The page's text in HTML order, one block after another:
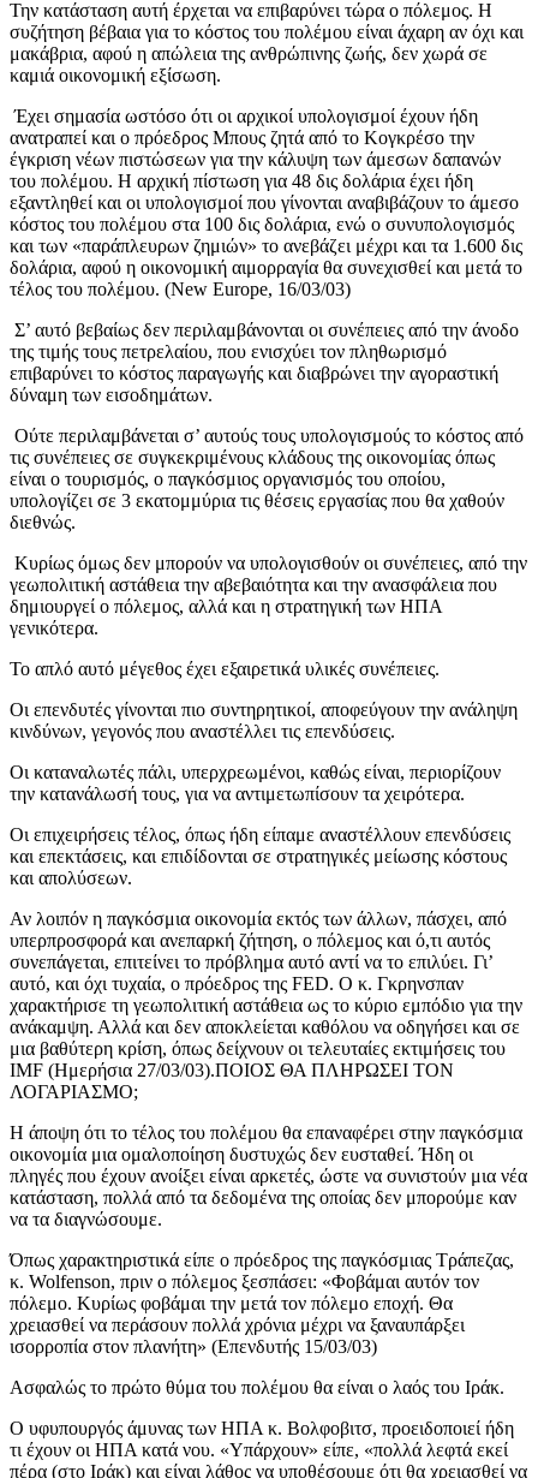
Την κατάσταση αυτή έρχεται να επιβαρύνει τώρα ο πόλεμος. Η
συζήτηση βέβαια για το κόστος του πολέμου είναι άχαρη αν όχι και
μακάβρια, αφού η απώλεια της ανθρώπινης ζωής, δεν χωρά σε
καμιά οικονομική εξίσωση.
Έχει σημασία ωστόσο ότι οι αρχικοί υπολογισμοί έχουν ήδη
ανατραπεί και ο πρόεδρος Μπους ζητά από το Κογκρέσο την
έγκριση νέων πιστώσεων για την κάλυψη των άμεσων δαπανών
του πολέμου. Η αρχική πίστωση για 48 δις δολάρια έχει ήδη
εξαντληθεί και οι υπολογισμοί που γίνονται αναβιβάζουν το άμεσο
κόστος του πολέμου στα 100 δις δολάρια, ενώ ο συνυπολογισμός
και των «παράπλευρων ζημιών» το ανεβάζει μέχρι και τα 1.600 δις
δολάρια, αφού η οικονομική αιμορραγία θα συνεχισθεί και μετά το
τέλος του πολέμου. (New Europe, 16/03/03)
Σ’ αυτό βεβαίως δεν περιλαμβάνονται οι συνέπειες από την άνοδο
της τιμής τους πετρελαίου, που ενισχύει τον πληθωρισμό
επιβαρύνει το κόστος παραγωγής και διαβρώνει την αγοραστική
δύναμη των εισοδημάτων.
Ούτε περιλαμβάνεται σ’ αυτούς τους υπολογισμούς το κόστος από
τις συνέπειες σε συγκεκριμένους κλάδους της οικονομίας όπως
είναι ο τουρισμός, ο παγκόσμιος οργανισμός του οποίου,
υπολογίζει σε 3 εκατομμύρια τις θέσεις εργασίας που θα χαθούν
διεθνώς.
Κυρίως όμως δεν μπορούν να υπολογισθούν οι συνέπειες, από την
γεωπολιτική αστάθεια την αβεβαιότητα και την ανασφάλεια που
δημιουργεί ο πόλεμος, αλλά και η στρατηγική των ΗΠΑ
γενικότερα.
Το απλό αυτό μέγεθος έχει εξαιρετικά υλικές συνέπειες.
Οι επενδυτές γίνονται πιο συντηρητικοί, αποφεύγουν την ανάληψη
κινδύνων, γεγονός που αναστέλλει τις επενδύσεις.
Οι καταναλωτές πάλι, υπερχρεωμένοι, καθώς είναι, περιορίζουν
την κατανάλωσή τους, για να αντιμετωπίσουν τα χειρότερα.
Οι επιχειρήσεις τέλος, όπως ήδη είπαμε αναστέλλουν επενδύσεις
και επεκτάσεις, και επιδίδονται σε στρατηγικές μείωσης κόστους
και απολύσεων.
Αν λοιπόν η παγκόσμια οικονομία εκτός των άλλων, πάσχει, από
υπερπροσφορά και ανεπαρκή ζήτηση, ο πόλεμος και ό,τι αυτός
συνεπάγεται, επιτείνει το πρόβλημα αυτό αντί να το επιλύει. Γι’
αυτό, και όχι τυχαία, ο πρόεδρος της FED. Ο κ. Γκρηνσπαν
χαρακτήρισε τη γεωπολιτική αστάθεια ως το κύριο εμπόδιο για την
ανάκαμψη. Αλλά και δεν αποκλείεται καθόλου να οδηγήσει και σε
μια βαθύτερη κρίση, όπως δείχνουν οι τελευταίες εκτιμήσεις του
IMF (Ημερήσια 27/03/03).ΠΟΙΟΣ ΘΑ ΠΛΗΡΩΣΕΙ ΤΟΝ
ΛΟΓΑΡΙΑΣΜΟ;
Η άποψη ότι το τέλος του πολέμου θα επαναφέρει στην παγκόσμια
οικονομία μια ομαλοποίηση δυστυχώς δεν ευσταθεί. Ήδη οι
πληγές που έχουν ανοίξει είναι αρκετές, ώστε να συνιστούν μια νέα
κατάσταση, πολλά από τα δεδομένα της οποίας δεν μπορούμε καν
να τα διαγνώσουμε.
Όπως χαρακτηριστικά είπε ο πρόεδρος της παγκόσμιας Τράπεζας,
κ. Wolfenson, πριν ο πόλεμος ξεσπάσει: «Φοβάμαι αυτόν τον
πόλεμο. Κυρίως φοβάμαι την μετά τον πόλεμο εποχή. Θα
χρειασθεί να περάσουν πολλά χρόνια μέχρι να ξαναυπάρξει
ισορροπία στον πλανήτη» (Επενδυτής 15/03/03)
Ασφαλώς το πρώτο θύμα του πολέμου θα είναι ο λαός του Ιράκ.
Ο υφυπουργός άμυνας των ΗΠΑ κ. Βολφοβιτσ, προειδοποιεί ήδη
τι έχουν οι ΗΠΑ κατά νου. «Υπάρχουν» είπε, «πολλά λεφτά εκεί
πέρα (στο Ιράκ) και είναι λάθος να υποθέσουμε ότι θα χρειασθεί να